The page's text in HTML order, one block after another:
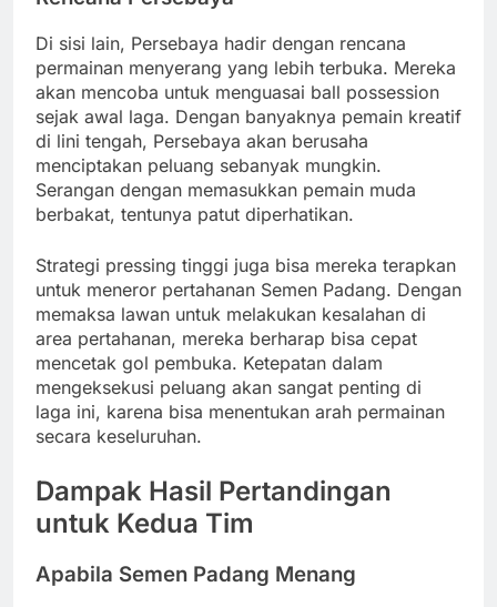
Di sisi lain, Persebaya hadir dengan rencana
permainan menyerang yang lebih terbuka. Mereka
akan mencoba untuk menguasai ball possession
sejak awal laga. Dengan banyaknya pemain kreatif
di lini tengah, Persebaya akan berusaha
menciptakan peluang sebanyak mungkin.
Serangan dengan memasukkan pemain muda
berbakat, tentunya patut diperhatikan.
Strategi pressing tinggi juga bisa mereka terapkan
untuk meneror pertahanan Semen Padang. Dengan
memaksa lawan untuk melakukan kesalahan di
area pertahanan, mereka berharap bisa cepat
mencetak gol pembuka. Ketepatan dalam
mengeksekusi peluang akan sangat penting di
laga ini, karena bisa menentukan arah permainan
secara keseluruhan.
Dampak Hasil Pertandingan
untuk Kedua Tim
Apabila Semen Padang Menang